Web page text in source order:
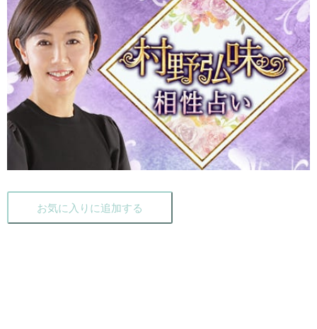
お気に入りに追加する